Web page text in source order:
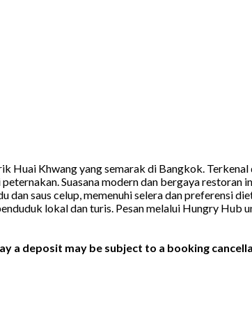
Khwang yang semarak di Bangkok.
Suasana modern dan bergaya restoran
saus celup, memenuhi selera dan preferensi
lokal dan turis. Pesan melalui Hungry Hub
a deposit may be subject to a booking